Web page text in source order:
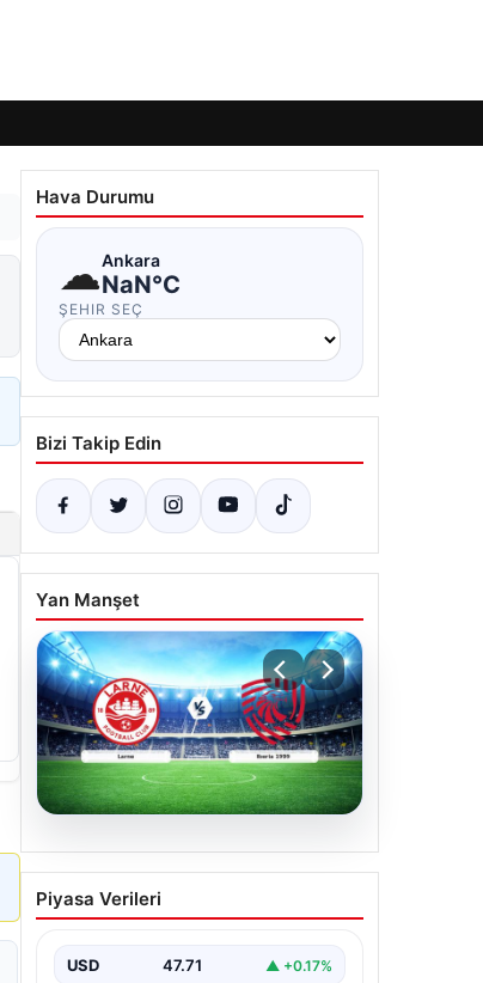
Hava Durumu
☁Ankara
NaN°C
ŞEHIR SEÇ
Bizi Takip Edin
Yan Manşet
04.08.2026
(Özet) Larne – Iberia 1999
Maçı Özeti ve Tüm Önemli
Piyasa Verileri
USD 47.71 ▲ +0.17%